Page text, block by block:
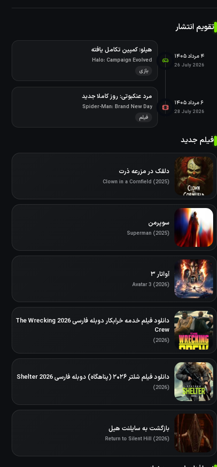
تقویم انتشار
۴ مرداد ۱۴۰۵
26 July 2026
هیلو: کمپین تکامل یافته
Halo: Campaign Evolved
بازی
۶ مرداد ۱۴۰۵
28 July 2026
مرد عنکبوتی: روز کاملا جدید
Spider-Man: Brand New Day
فیلم
فیلم جدید
دلقک در مزرعه ذرت
Clown in a Cornfield (2025)
سوپرمن
Superman (2025)
آواتار ۳
Avatar 3 (2026)
دانلود فیلم خدمه خرابکار دوبله فارسی 2026 The Wrecking
Crew
(2026)
دانلود فیلم شلتر ۲۰۲۶ (پناهگاه) دوبله فارسی Shelter 2026
(2026)
بازگشت به سایلنت هیل
Return to Silent Hill (2026)